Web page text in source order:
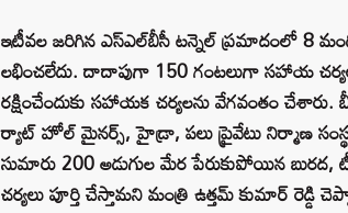
ఇటీవల జరిగిన ఎస్‌ఎల్‌బీసీ టన్నెల్‌ ప్రమాదంలో 8
లభించలేదు. దాదాపుగా 150 గంటలుగా సహాయ
రక్షించేందుకు సహాయక చర్యలను వేగవంతం
ర్యాట్‌ హోల్‌ మైనర్స్, హైడ్రా, పలు ప్రైవేటు నిర్మాణ
సుమారు 200 అడుగుల మేర పేరుకుపోయిన బురద,
చర్యలు పూర్తి చేస్తామని మంత్రి ఉత్తమ్‌ కుమార్ రెడ్డి